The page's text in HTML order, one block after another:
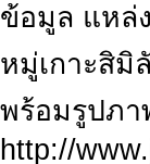
ข้อมูล แหล่
หมู่เกาะสิมิ
พร้อมรูปภา
http://